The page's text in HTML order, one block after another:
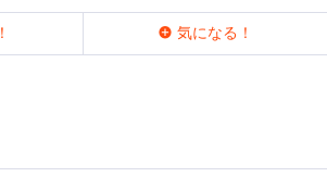
気になる！